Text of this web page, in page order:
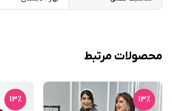
محصولات مرتبط
13٪ 13٪